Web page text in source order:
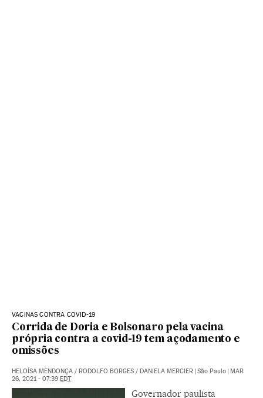
VACINAS CONTRA COVID-19
Corrida de Doria e Bolsonaro pela vacina
própria contra a covid-19 tem açodamento e
omissões
HELOÍSA MENDONÇA / RODOLFO BORGES / DANIELA MERCIER | São Paulo | MAR
26, 2021 - 07:39 EDT
Governador paulista